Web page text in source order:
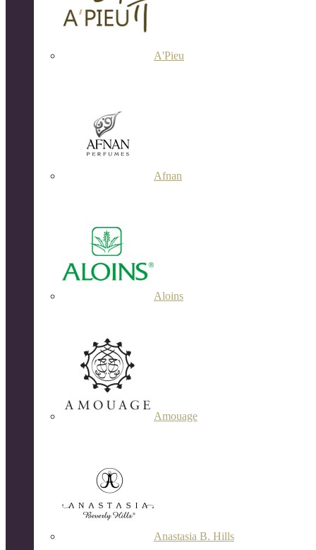
A'Pieu
Afnan
Aloins
Amouage
Anastasia B. Hills